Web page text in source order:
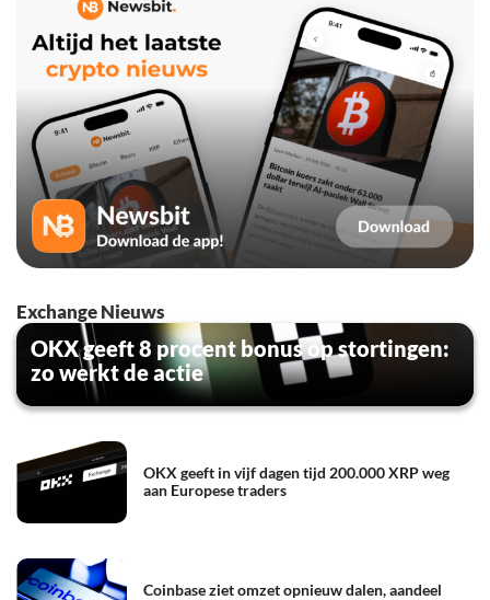
Exchange Nieuws
OKX geeft 8 procent bonus op stortingen:
zo werkt de actie
OKX geeft in vijf dagen tijd 200.000 XRP weg
aan Europese traders
Coinbase ziet omzet opnieuw dalen, aandeel